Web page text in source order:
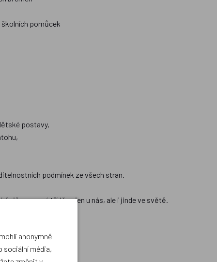
školních pomůcek
postavy,
podmínek ze všech stran.
špičce ve své třídě nejen u nás, ale i jinde ve světě.
anonymně
sociální média,